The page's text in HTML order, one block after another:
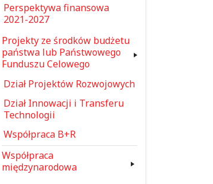
Perspektywa finansowa
2021-2027
Projekty ze środków budżetu
państwa lub Państwowego
Funduszu Celowego
Dział Projektów Rozwojowych
Dział Innowacji i Transferu
Technologii
Współpraca B+R
Współpraca
międzynarodowa